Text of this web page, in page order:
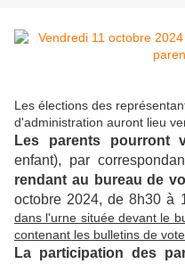
Les élections des
d'administration auront lieu
Les parents pourront
enfant), par
rendant au bureau de
octobre 2024, de 8h30 à
dans l'urne située devant le
contenant les bulletins de vote.
La participation des